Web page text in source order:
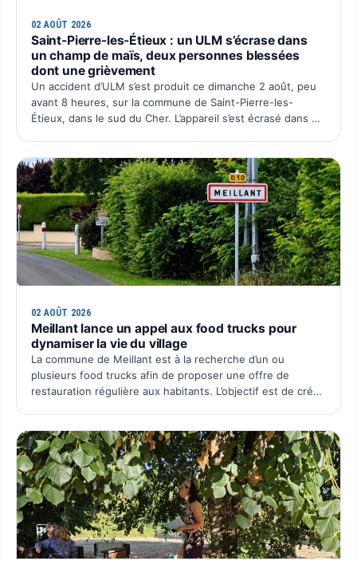
02 AOÛT 2026
Saint-Pierre-les-Étieux : un ULM s’écrase dans
un champ de maïs, deux personnes blessées
dont une grièvement
Un accident d’ULM s’est produit ce dimanche 2 août, peu
avant 8 heures, sur la commune de Saint-Pierre-les-
Étieux, dans le sud du Cher. L’appareil s’est écrasé dans un
02 AOÛT 2026
Meillant lance un appel aux food trucks pour
dynamiser la vie du village
La commune de Meillant est à la recherche d’un ou
plusieurs food trucks afin de proposer une offre de
restauration régulière aux habitants. L’objectif est de créer